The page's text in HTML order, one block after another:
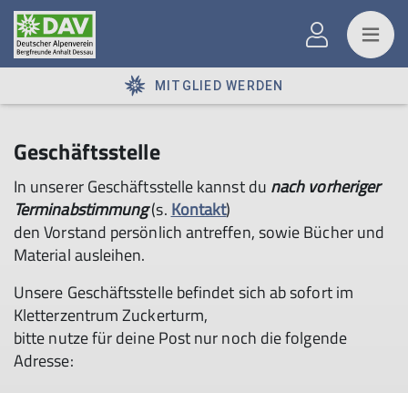
MITGLIED WERDEN
Geschäftsstelle
In unserer Geschäftsstelle kannst du nach vorheriger
Terminabstimmung(s. Kontakt)
den Vorstand persönlich antreffen, sowie Bücher und
Material ausleihen.
Unsere Geschäftsstelle befindet sich ab sofort im
Kletterzentrum Zuckerturm,
bitte nutze für deine Post nur noch die folgende
Adresse: